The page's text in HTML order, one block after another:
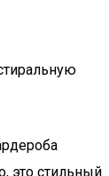
это стильный